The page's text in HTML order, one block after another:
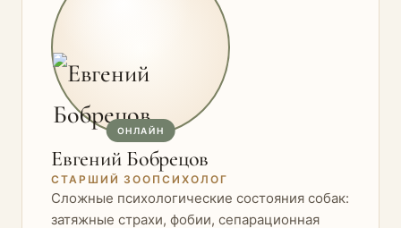
ОНЛАЙН
Евгений Бобрецов
СТАРШИЙ ЗООПСИХОЛОГ
Сложные психологические состояния собак:
затяжные страхи, фобии, сепарационная